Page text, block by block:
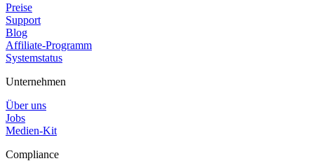
Preise
Support
Blog
Affiliate-Programm
Systemstatus
Unternehmen
Über uns
Jobs
Medien-Kit
Compliance